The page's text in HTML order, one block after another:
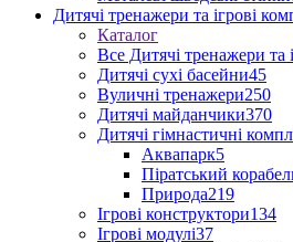
Дитячі тренажери та ігрові
Каталог
Все Дитячі тренажери та
Дитячі сухі басейни45
Вуличні тренажери250
Дитячі майданчики370
Дитячі гімнастичні
Аквапарк5
Піратський
Природа219
Ігрові конструктори134
Ігрові модулі37